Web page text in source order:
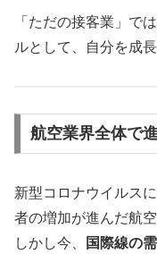
「ただの接客業」で
ルとして、自分を成
航空業界全体で
新型コロナウイルス
者の増加が進んだ航空
しかし今、
国際線の